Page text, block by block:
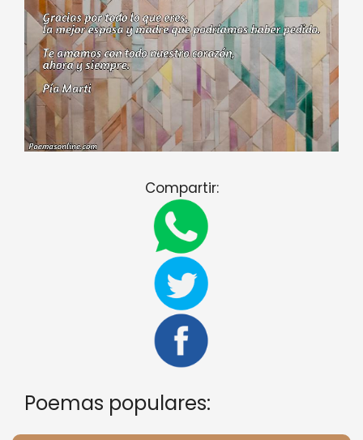
Compartir:
Poemas populares: